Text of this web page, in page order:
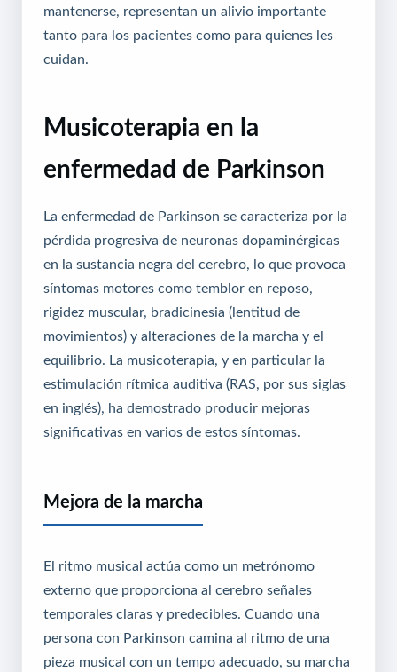
mantenerse, representan un alivio importante
tanto para los pacientes como para quienes les
cuidan.
Musicoterapia en la
enfermedad de Parkinson
La enfermedad de Parkinson se caracteriza por la
pérdida progresiva de neuronas dopaminérgicas
en la sustancia negra del cerebro, lo que provoca
síntomas motores como temblor en reposo,
rigidez muscular, bradicinesia (lentitud de
movimientos) y alteraciones de la marcha y el
equilibrio. La musicoterapia, y en particular la
estimulación rítmica auditiva (RAS, por sus siglas
en inglés), ha demostrado producir mejoras
significativas en varios de estos síntomas.
Mejora de la marcha
El ritmo musical actúa como un metrónomo
externo que proporciona al cerebro señales
temporales claras y predecibles. Cuando una
persona con Parkinson camina al ritmo de una
pieza musical con un tempo adecuado, su marcha